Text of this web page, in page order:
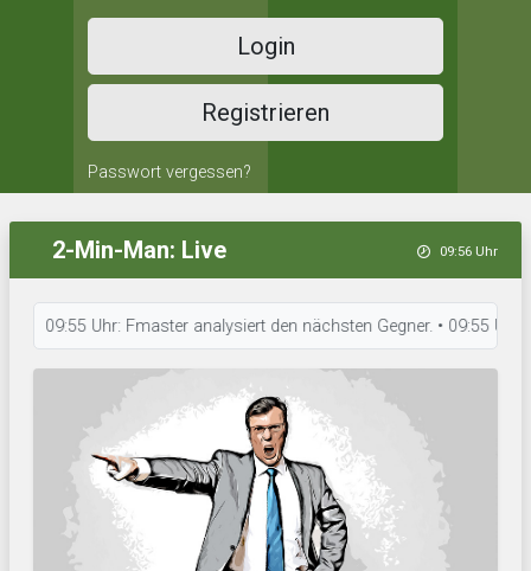
Login
Registrieren
Passwort vergessen?
2-Min-Man: Live 09:56 Uhr
09:55 Uhr: Fmaster analysiert den nächsten Gegner. • 09:55 Uhr: